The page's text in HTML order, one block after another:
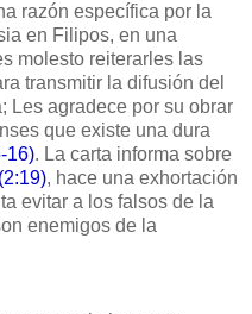
razón específica por la
en Filipos, en una
molesto reiterarles las
transmitir la difusión del
Les agradece por su obrar
que existe una dura
16). La carta informa sobre
(2:19), hace una exhortación
evitar a los falsos de la
enemigos de la